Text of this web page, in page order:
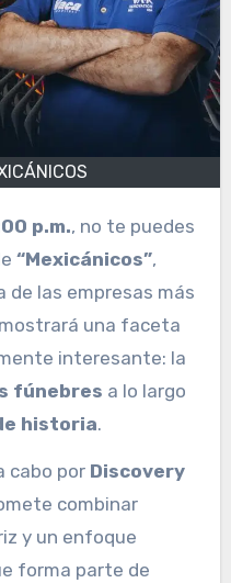
p.m., no te puedes
“Mexicánicos”,
de las empresas más
una faceta
interesante: la
fúnebres a lo largo
historia.
cabo por Discovery
combinar
y un enfoque
forma parte de